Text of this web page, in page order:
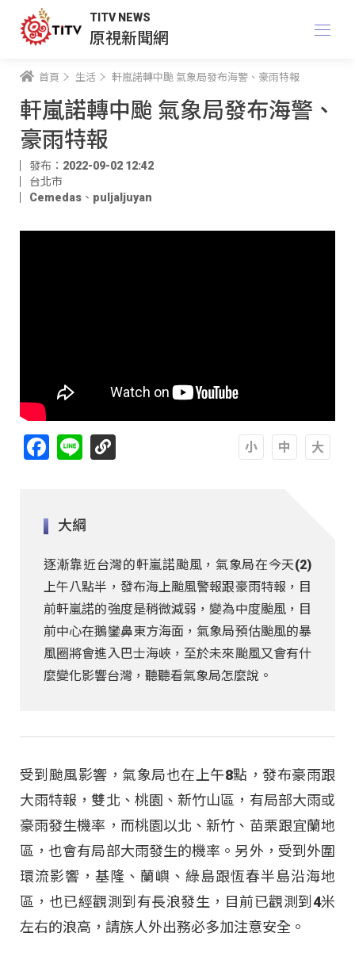
TITV NEWS
原視新聞網
首頁 生活 軒嵐諾轉中颱 氣象局發布海警、豪雨特報
軒嵐諾轉中颱 氣象局發布海警、
豪雨特報
發布：2022-09-02 12:42
台北市
Cemedas 、 puljaljuyan
Facebook
Line
大綱
逐漸靠近台灣的軒嵐諾颱風，氣象局在今天(2)
上午八點半，發布海上颱風警報跟豪雨特報，目
前軒嵐諾的強度是稍微減弱，變為中度颱風，目
前中心在鵝鑾鼻東方海面，氣象局預估颱風的暴
風圈將會進入巴士海峽，至於未來颱風又會有什
麼變化影響台灣，聽聽看氣象局怎麼說。
受到颱風影響，氣象局也在上午8點，發布豪雨跟
大雨特報，雙北、桃園、新竹山區，有局部大雨或
豪雨發生機率，而桃園以北、新竹、苗栗跟宜蘭地
區，也會有局部大雨發生的機率。另外，受到外圍
環流影響，基隆、蘭嶼、綠島跟恆春半島沿海地
區，也已經觀測到有長浪發生，目前已觀測到4米
左右的浪高，請族人外出務必多加注意安全。